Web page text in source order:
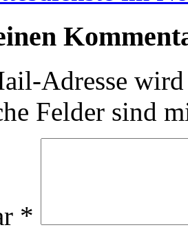
Adresse
Felder sind
*